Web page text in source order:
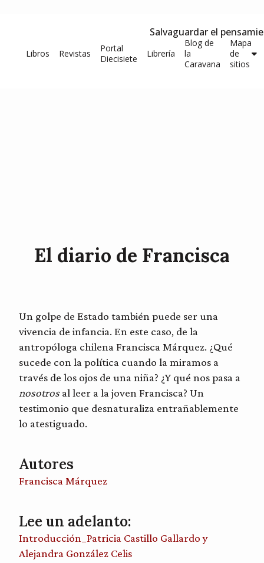
Salvaguardar el
Libros Revistas
Portal
Diecisiete
Librería
Blog de
la
Caravana
Mapa
de
sitios
El diario de Francisca
Un golpe de Estado también puede ser una
vivencia de infancia. En este caso, de la
antropóloga chilena Francisca Márquez. ¿Qué
sucede con la política cuando la miramos a
través de los ojos de una niña? ¿Y qué nos pasa a
nosotros al leer a la joven Francisca? Un
testimonio que desnaturaliza entrañablemente
lo atestiguado.
Autores
Francisca Márquez
Lee un adelanto:
Introducción_Patricia Castillo Gallardo y
Alejandra González Celis